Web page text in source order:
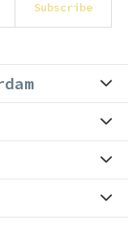
Subscribe